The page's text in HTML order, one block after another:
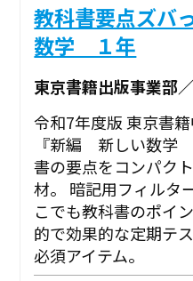
教科書要点ズ
数学 １年
東京書籍出版事業部
令和7年度版 東京書
『新編 新しい数学
書の要点をコンパク
材。 暗記用フィルタ
こでも教科書のポイ
的で効果的な定期テ
必須アイテム。